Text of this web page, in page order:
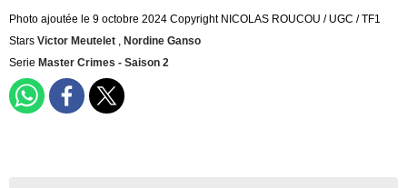
Photo ajoutée le 9 octobre 2024 Copyright NICOLAS ROUCOU / UGC / TF1
Stars Victor Meutelet , Nordine Ganso
Serie Master Crimes - Saison 2